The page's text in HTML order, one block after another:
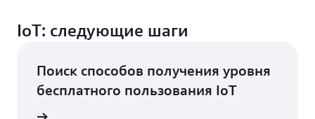
IoT: следующие шаги
Поиск способов получения уровня
бесплатного пользования IoT